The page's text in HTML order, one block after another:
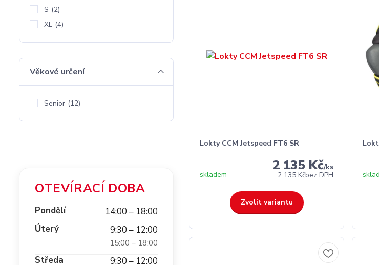
Lokty CCM Jetspeed FT6 SR
2 135 Kč/ks
2 135 Kčbez DPH
skladem
Zvolit variantu
S (2)
XL (4)
Věkové určení
Senior (12)
OTEVÍRACÍ DOBA
Pondělí
14:00 – 18:00
Úterý
9:30 – 12:00
15:00 – 18:00
Středa 9:30 – 12:00